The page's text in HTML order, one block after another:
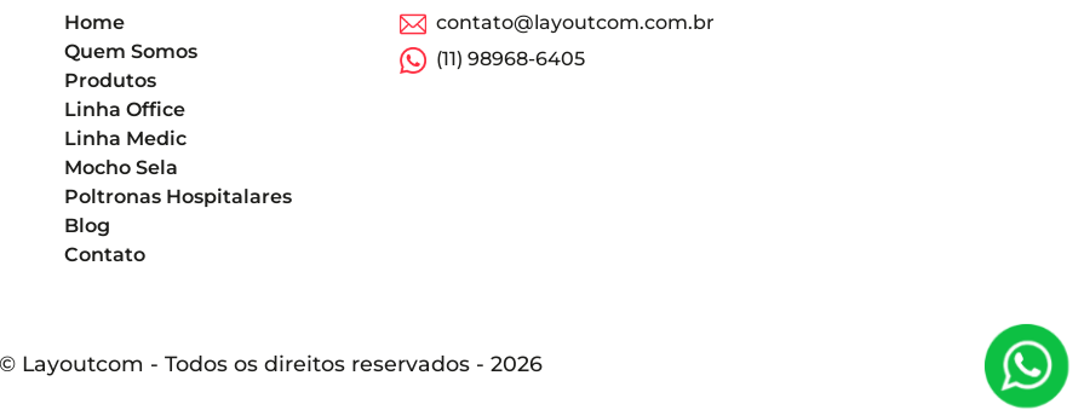
Home
Quem Somos
Produtos
Linha Office
Linha Medic
Mocho Sela
Poltronas Hospitalares
Blog
Contato
contato@layoutcom.com.br
(11) 98968-6405
© Layoutcom - Todos os direitos reservados - 2026